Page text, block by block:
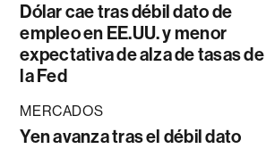
Dólar cae tras débil dato de
empleo en EE.UU. y menor
expectativa de alza de tasas de
la Fed
MERCADOS
Yen avanza tras el débil dato